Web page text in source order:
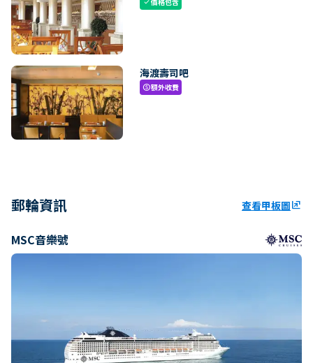
check
海渡壽司吧
paid額外收費
郵輪資訊 查看甲板圖ungroup
MSC音樂號